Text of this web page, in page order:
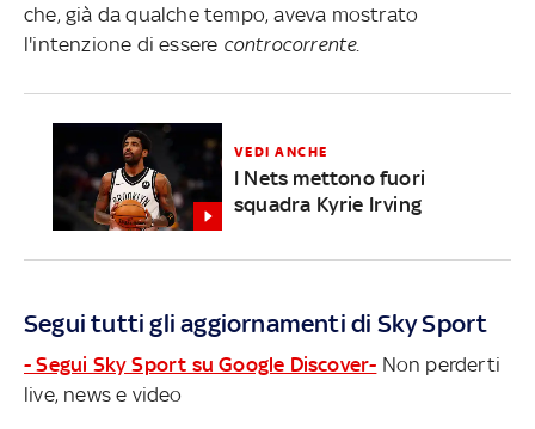
che, già da qualche tempo, aveva mostrato
l'intenzione di essere controcorrente.
VEDI ANCHE
I Nets mettono fuori
squadra Kyrie Irving
Segui tutti gli aggiornamenti di Sky Sport
- Segui Sky Sport su Google Discover- Non perderti
live, news e video